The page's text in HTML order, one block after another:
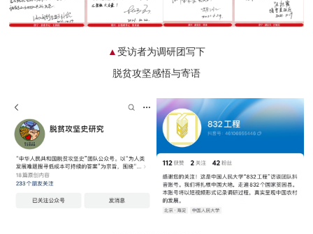
▲ 受访者为调研团写下
脱贫攻坚感悟与寄语